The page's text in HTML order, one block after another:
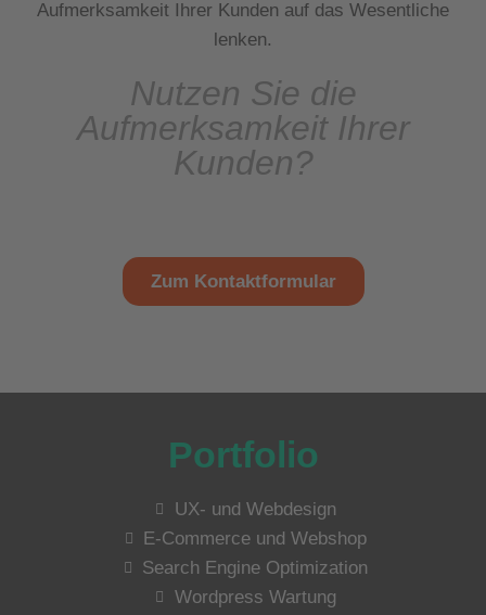
Aufmerksamkeit Ihrer Kunden auf das Wesentliche
lenken.
Nutzen Sie die
Aufmerksamkeit Ihrer
Kunden?
Zum Kontaktformular
Portfolio
UX- und Webdesign
E-Commerce und Webshop
Search Engine Optimization
Wordpress Wartung